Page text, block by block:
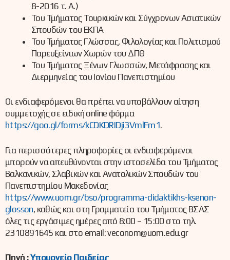
8-2016 τ. Α.)
Του Τμήματος Τουρκικών και Σύγχρονων Ασιατικών
Σπουδών του ΕΚΠΑ
Του Τμήματος Γλώσσας, Φιλολογίας και Πολιτισμού
Παρευξείνιων Χωρών του ΔΠΘ
Του Τμήματος Ξένων Γλωσσών, Μετάφρασης και
Διερμηνείας του Ιονίου Πανεπιστημίου
Οι ενδιαφερόμενοι θα πρέπει να υποβάλλουν αίτηση
συμμετοχής σε ειδική online φόρμα
https://goo.gl/forms/kCDKDRIDji3VmlFm1.
Για περισσότερες πληροφορίες οι ενδιαφερόμενοι
μπορούν να απευθύνονται στην ιστοσελίδα του Τμήματος
Βαλκανικών, Σλαβικών και Ανατολικών Σπουδών του
Πανεπιστημίου Μακεδονίας
https://www.uom.gr/bso/programma-didaktikhs-ksenon-
glosson, καθώς και στη Γραμματεία του Τμήματος ΒΣΑΣ
όλες τις εργάσιμες ημέρες από 8:00 – 15:00 στο τηλ.
2310891645 και στο email: veconom@uom.edu.gr
Πηγή :Υπουργείο Παιδείας